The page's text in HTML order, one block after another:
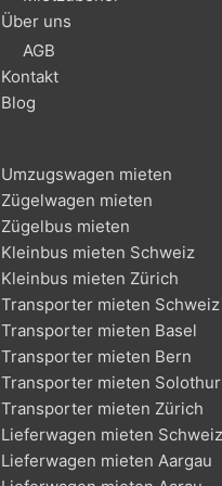
Über uns
AGB
Kontakt
Blog
Umzugswagen mieten
Zügelwagen mieten
Zügelbus mieten
Kleinbus mieten Schweiz
Kleinbus mieten Zürich
Transporter mieten Schweiz
Transporter mieten Basel
Transporter mieten Bern
Transporter mieten
Transporter mieten Zürich
Lieferwagen mieten Schweiz
Lieferwagen mieten Aargau